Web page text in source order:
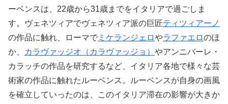
ーベンスは、22歳から31歳までをイタリアで過ごしま
す。ヴェネツィアでヴェネツィア派の巨匠ティツィアーノ
の作品に触れ、ローマで ミケランジェロやラファエロのほ
か、
カラヴァッジオ（カラヴァッジョ） やアンニバーレ・
カラッチの作品を研究するなど、イタリア各地で様々な芸
術家の作品に触れたルーベンス。ルーベンスが自身の画風
を確立していったのは、このイタリア滞在の影響が大きか